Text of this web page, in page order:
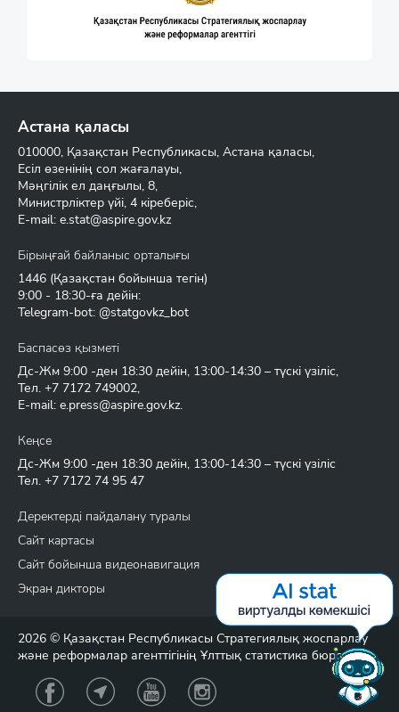
Астана қаласы
010000, Қазақстан Республикасы, Астана қаласы,
Есіл өзенінің сол жағалауы,
Мәңгілік ел даңғылы, 8,
Министрліктер үйі, 4 кіреберіс,
E-mail: e.stat@aspire.gov.kz
Бірыңғай байланыс орталығы
1446 (Қазақстан бойынша тегін)
9:00 - 18:30-ға дейін:
Telegram-bot: @statgovkz_bot
Баспасөз қызметі
Дс-Жм 9:00 -ден 18:30 дейін, 13:00-14:30 – түскі үзіліс,
Тел. +7 7172 749002,
E-mail: e.press@aspire.gov.kz.
Кеңсе
Дс-Жм 9:00 -ден 18:30 дейін, 13:00-14:30 – түскі үзіліс
Тел. +7 7172 74 95 47
Деректерді пайдалану туралы
Сайт картасы
Сайт бойынша видеонавигация
Экран дикторы
2026 © Қазақстан Республикасы Стратегиялық жоспарлау
және реформалар агенттігінің Ұлттық статистика бюросы